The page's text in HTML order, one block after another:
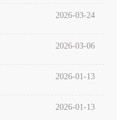
2026-03-24
2026-03-06
2026-01-13
2026-01-13